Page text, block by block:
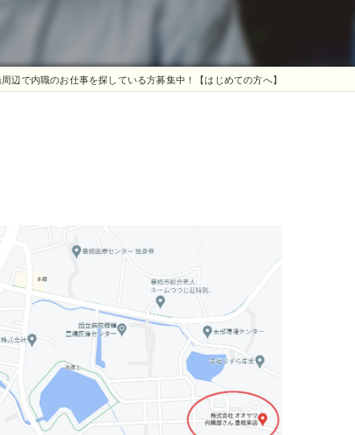
辺で内職のお仕事を探している方募集中！【はじめての方へ】